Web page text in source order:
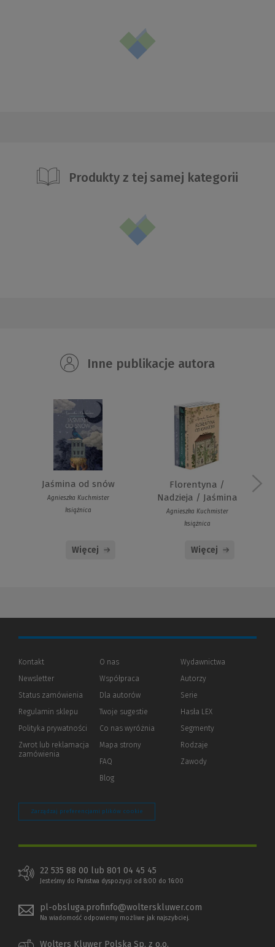
Produkty z tej samej kategorii
Inne publikacje autora
Jaśmina od snów
Agnieszka Kuchmister
książnica
Więcej
Florentyna /
Nadzieja / Jaśmina
Agnieszka Kuchmister
książnica
Więcej
Kontakt
Newsletter
Status zamówienia
Regulamin sklepu
Polityka prywatności (Nowe
(Link
innej
Zwrot lub reklamacja
zamówienia
O nas
Współpraca
Dla autorów(Nowe
(Link
innej
strony)
Twoje sugestie
Co nas wyróżnia
Mapa strony
FAQ
Blog
Wydawnictwa
Autorzy
Serie
Hasła LEX
Segmenty
Rodzaje
Zawody
Zarządzaj preferencjami plików cookie
22 535 88 00 lub 801 04 45 45
Jesteśmy do Państwa dyspozycji od 8:00 do 16:00
pl-obsluga.profinfo@wolterskluwer.com
Na wiadomość odpowiemy możliwe jak najszybciej.
Wolters Kluwer Polska Sp. z o.o.